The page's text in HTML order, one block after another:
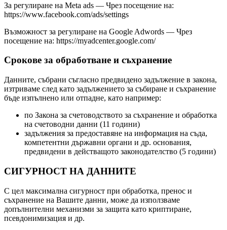
За регулиране на Meta ads — Чрез посещение на:
https://www.facebook.com/ads/settings
Възможност за регулиране на Google Adwords — Чрез
посещение на: https://myadcenter.google.com/
Срокове за обработване и съхранение
Данните, събрани съгласно предвидено задължение в закона,
изтриваме след като задължението за събиране и съхранение
бъде изпълнено или отпадне, като например:
по Закона за счетоводството за съхранение и обработка
на счетоводни данни (11 години)
задължения за предоставяне на информация на съда,
компетентни държавни органи и др. основания,
предвидени в действащото законодателство (5 години)
СИГУРНОСТ НА ДАННИТЕ
С цел максимална сигурност при обработка, пренос и
съхранение на Вашите данни, може да използваме
допълнителни механизми за защита като криптиране,
псевдонимизация и др.